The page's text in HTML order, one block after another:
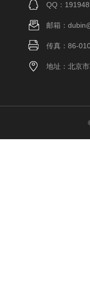
QQ：
邮箱：
传真：86-
地址：北京